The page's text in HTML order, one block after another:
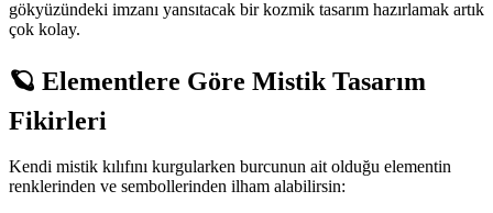
gökyüzündeki imzanı yansıtacak bir kozmik tasarım hazırlamak artık
çok kolay.
🪐 Elementlere Göre Mistik Tasarım
Fikirleri
Kendi mistik kılıfını kurgularken burcunun ait olduğu elementin
renklerinden ve sembollerinden ilham alabilirsin: